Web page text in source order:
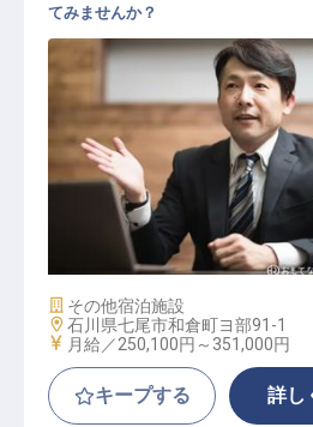
支配人・副支配人・女将 /
てみませんか？
施設業態
その他宿泊施設
勤務地
石川県七尾市和倉町ヨ部91-1
給与
月給／250,100円～ 351,000円
キープする 詳し